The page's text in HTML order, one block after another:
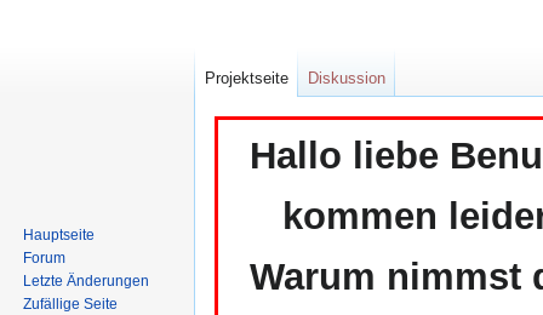
Hallo liebe
kommen
Warum nimmst
Projektseite Diskussion
Hauptseite
Forum
Letzte Änderungen
Zufällige Seite